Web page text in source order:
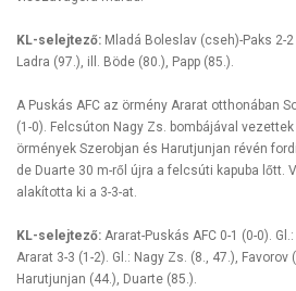
KL-selejtező: Mladá Boleslav (cseh)-Paks 2-2
Ladra (97.), ill. Böde (80.), Papp (85.).
A Puskás AFC az örmény Ararat otthonában
(1-0). Felcsúton Nagy Zs. bombájával
örmények Szerobjan és Harutjunjan révén
de Duarte 30 m-ről újra a felcsúti kapuba lőtt.
alakította ki a 3-3-at.
KL-selejtező: Ararat-Puskás AFC 0-1 (0-0).
Ararat 3-3 (1-2). Gl.: Nagy Zs. (8., 47.), Favorov
Harutjunjan (44.), Duarte (85.).